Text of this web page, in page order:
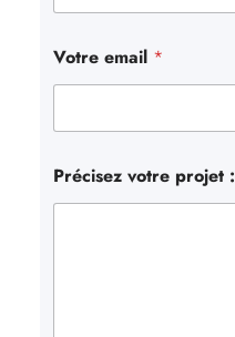
Votre email *
Précisez votre projet :